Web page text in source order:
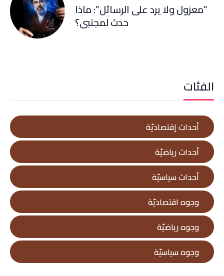
“معزول ولا يرد على الرسائل”: ماذا
حدث لمجتبى؟
الفئات
أحداث إقتصاديّة
أحداث رياضيّة
أحداث سياسيّة
وجوه اقتصاديّة
وجوه رياضيّة
وجوه سياسيّة